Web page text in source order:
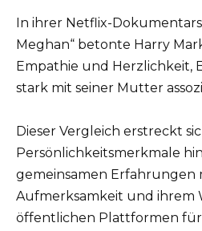
In ihrer Netflix-
Meghan“ betonte Harry
Empathie und Herzlichkeit,
stark mit seiner Mutter
Dieser Vergleich erstreckt
Persönlichkeitsmerkmale
gemeinsamen Erfahrungen
Aufmerksamkeit und ihrem
öffentlichen Plattformen für